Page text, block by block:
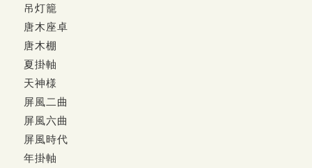
吊灯籠
唐木座卓
唐木棚
夏掛軸
天神様
屏風二曲
屏風六曲
屏風時代
年掛軸